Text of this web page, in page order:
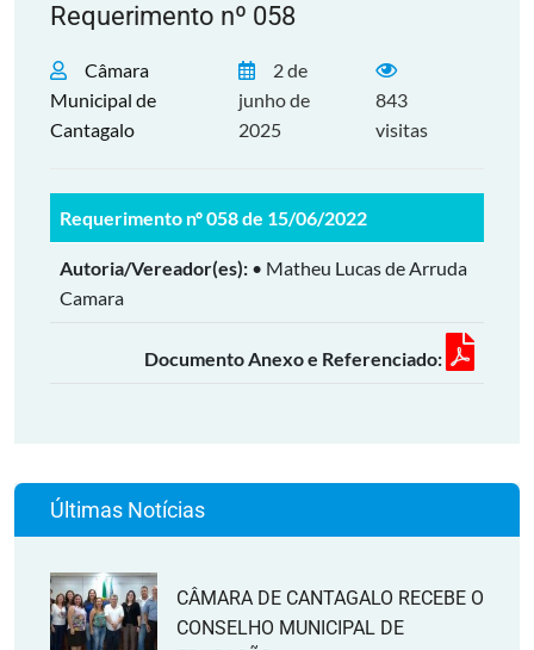
Requerimento nº 058
Câmara
Municipal de
Cantagalo
2 de
junho de
2025
843
visitas
Requerimento nº 058 de 15/06/2022
Autoria/Vereador(es): • Matheu Lucas de Arruda
Camara
Documento Anexo e Referenciado:
Últimas Notícias
CÂMARA DE CANTAGALO RECEBE O
CONSELHO MUNICIPAL DE